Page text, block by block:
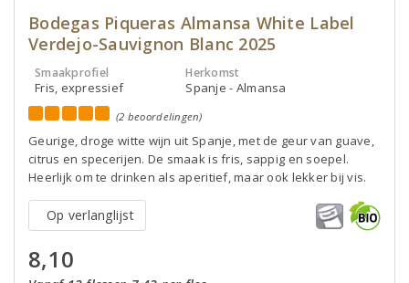
Bodegas Piqueras Almansa White Label
Verdejo-Sauvignon Blanc 2025
Smaakprofiel
Fris, expressief
Herkomst
Spanje - Almansa
(2 beoordelingen)
Geurige, droge witte wijn uit Spanje, met de geur van guave,
citrus en specerijen. De smaak is fris, sappig en soepel.
Heerlijk om te drinken als aperitief, maar ook lekker bij vis.
Op verlanglijst
8,10